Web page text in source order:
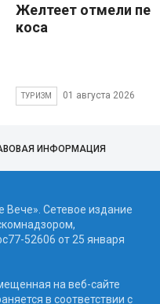
Желтеет отмели
коса
ТУРИЗМ 01 августа 2026
ИНФОРМАЦИЯ
Сетевое издание
52606 от 25 января
на веб-сайте
в соответствии с